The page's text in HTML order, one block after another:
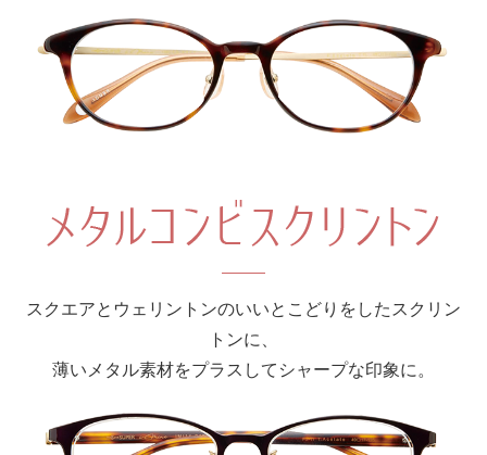
スクエアとウェリントンのいいとこどりをしたスクリン
トンに、
薄いメタル素材をプラスしてシャープな印象に。